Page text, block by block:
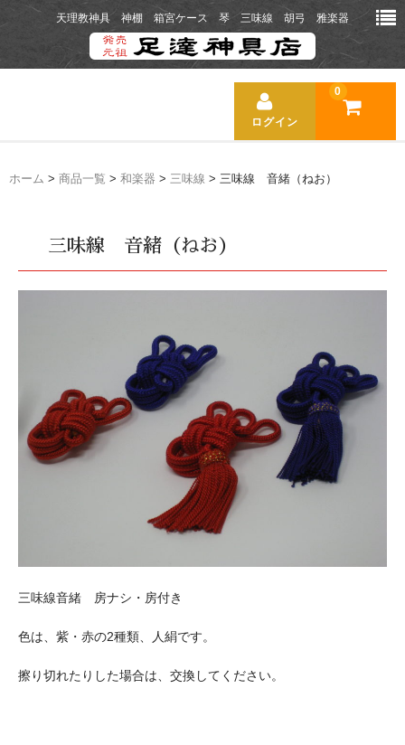
天理教神具 神棚 箱宮ケース 琴 三味線 胡弓 雅楽器
ログイン
0
送料について
お店の紹介
新着ニュース
お問い合わせ
特定商取引法に基づく表示
プライバシーポリシー
ホーム > 商品一覧 > 和楽器 > 三味線 > 三味線 音緒（ねお）
三味線 音緒（ねお）
三味線音緒 房ナシ・房付き
色は、紫・赤の2種類、人絹です。
擦り切れたりした場合は、交換してください。